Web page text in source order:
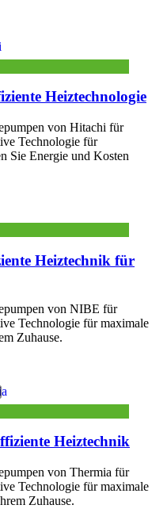
Heiztechnologie
von Hitachi für
Technologie für
Sie Energie und Kosten
Heiztechnik für
von NIBE für
Technologie für maximale
Zuhause.
Heiztechnik
von Thermia für
Technologie für maximale
Zuhause.